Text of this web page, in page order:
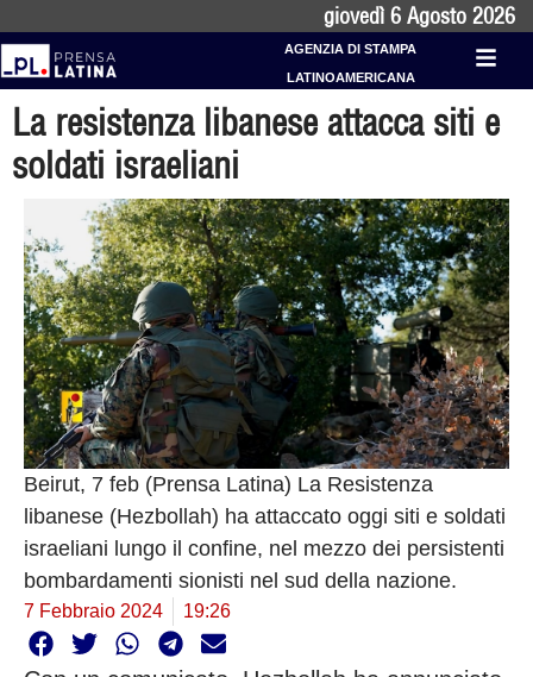
giovedì 6 Agosto 2026
AGENZIA DI STAMPA
LATINOAMERICANA
La resistenza libanese attacca siti e
soldati israeliani
Beirut, 7 feb (Prensa Latina) La Resistenza
libanese (Hezbollah) ha attaccato oggi siti e soldati
israeliani lungo il confine, nel mezzo dei persistenti
bombardamenti sionisti nel sud della nazione.
7 Febbraio 2024 19:26